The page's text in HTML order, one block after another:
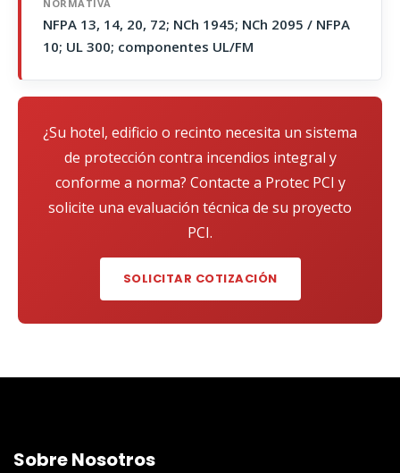
NORMATIVA
NFPA 13, 14, 20, 72; NCh 1945; NCh 2095 / NFPA
10; UL 300; componentes UL/FM
¿Su hotel, edificio o recinto necesita un sistema
de protección contra incendios integral y
conforme a norma? Contacte a Protec PCI y
solicite una evaluación técnica de su proyecto
PCI.
SOLICITAR COTIZACIÓN
Sobre Nosotros